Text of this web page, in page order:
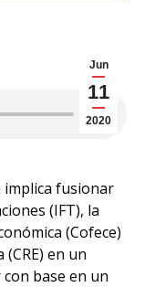
Jun
11
2020
implica fusionar
(IFT), la
(Cofece)
en un
base en un